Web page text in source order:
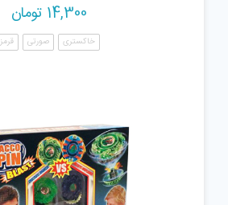
14,300 تومان
خاکستری صورتی قرمز